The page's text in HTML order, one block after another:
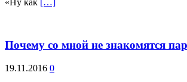
Почему со мной не знакомятся
19.11.2016 0